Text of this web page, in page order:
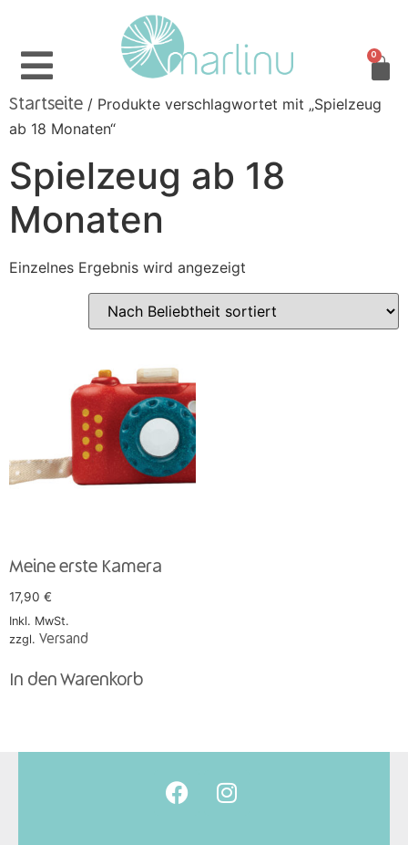
0
Startseite / Produkte verschlagwortet mit „Spielzeug
ab 18 Monaten“
Spielzeug ab 18
Monaten
Einzelnes Ergebnis wird angezeigt
Meine erste Kamera
17,90 €
Inkl. MwSt.
zzgl. Versand
In den Warenkorb